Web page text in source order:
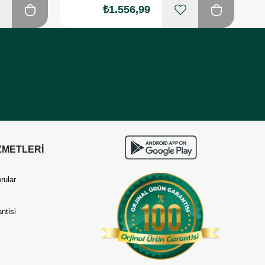
₺1.556,99